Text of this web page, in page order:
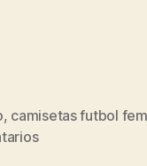
, camisetas futbol